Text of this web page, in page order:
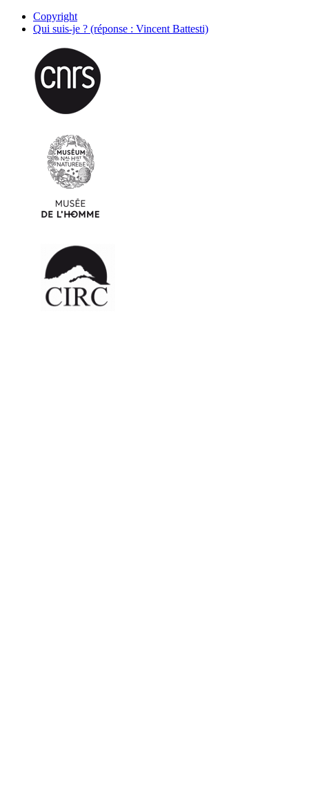
Copyright
Qui suis-je ? (réponse : Vincent Battesti)